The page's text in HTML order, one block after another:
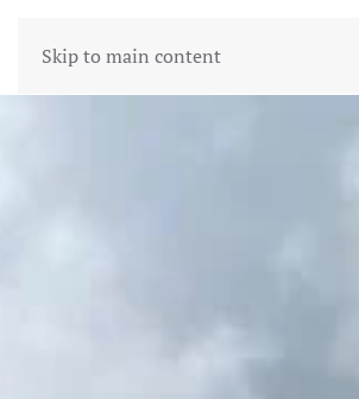
Skip to main content